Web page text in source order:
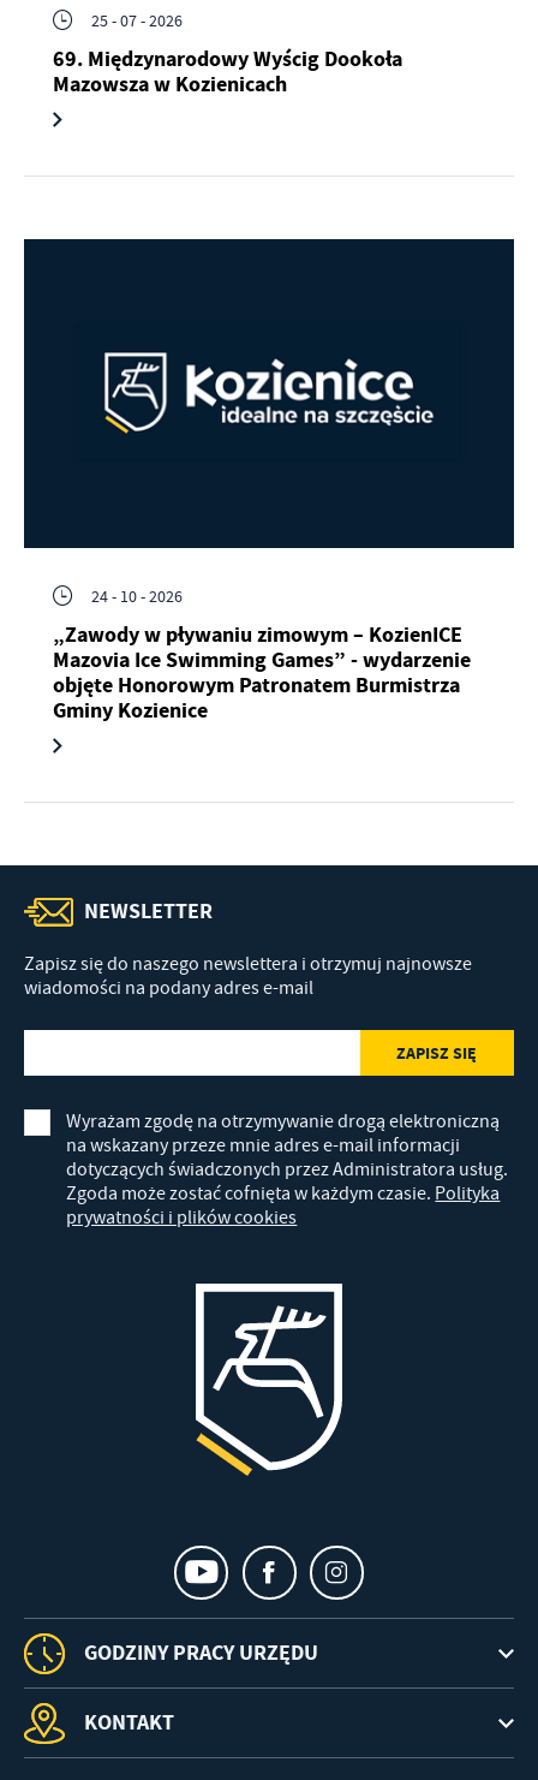
25 - 07 - 2026
69. Międzynarodowy Wyścig Dookoła
Mazowsza w Kozienicach
24 - 10 - 2026
„Zawody w pływaniu zimowym – KozienICE
Mazovia Ice Swimming Games” - wydarzenie
objęte Honorowym Patronatem Burmistrza
Gminy Kozienice
NEWSLETTER
Zapisz się do naszego newslettera i otrzymuj najnowsze
wiadomości na podany adres e-mail
Wyrażam zgodę na otrzymywanie drogą elektroniczną
na wskazany przeze mnie adres e-mail informacji
dotyczących świadczonych przez Administratora usług.
Zgoda może zostać cofnięta w każdym czasie. Polityka
prywatności i plików cookies
GODZINY PRACY URZĘDU
KONTAKT